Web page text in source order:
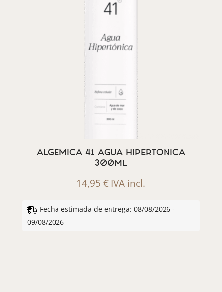
ALGEMICA 41 AGUA HIPERTONICA
300ML
14,95€ IVA incl.
Fecha estimada de entrega: 08/08/2026 -
09/08/2026